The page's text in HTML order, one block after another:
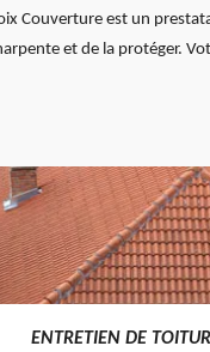
est un
et de la protéger.
ENTRETIEN DE